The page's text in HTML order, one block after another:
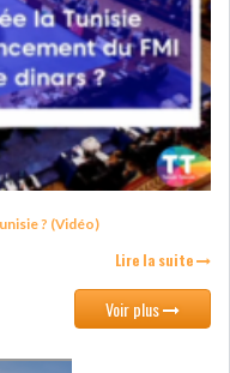
? (Vidéo)
Lire la suite
Voir plus